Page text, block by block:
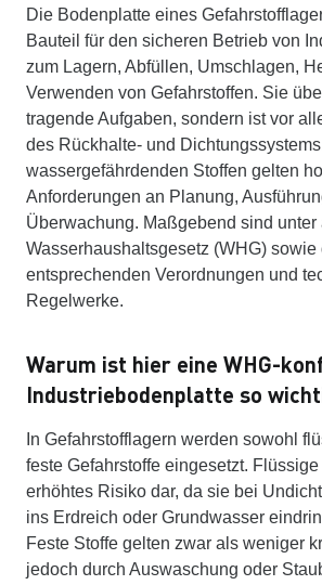
Die Bodenplatte eines
Bauteil für den sicheren Betrieb von
zum Lagern, Abfüllen, Umschlagen,
Verwenden von Gefahrstoffen. Sie
tragende Aufgaben, sondern ist vor
des Rückhalte- und
wassergefährdenden Stoffen gelten
Anforderungen an Planung,
Überwachung. Maßgebend sind unter
Wasserhaushaltsgesetz (WHG) sowie
entsprechenden Verordnungen und
Regelwerke.
Warum ist hier eine WHG-
Industriebodenplatte so
In Gefahrstofflagern werden sowohl
feste Gefahrstoffe eingesetzt.
erhöhtes Risiko dar, da sie bei
ins Erdreich oder Grundwasser
Feste Stoffe gelten zwar als weniger
jedoch durch Auswaschung oder